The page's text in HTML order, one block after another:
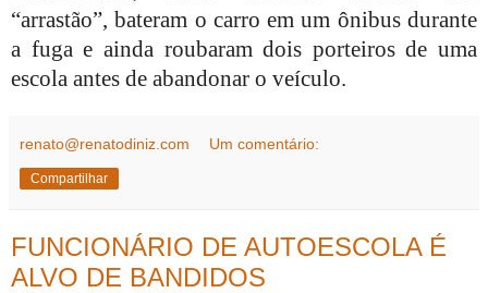
“arrastão”, bateram o carro em um ônibus durante
a fuga e ainda roubaram dois porteiros de uma
escola antes de abandonar o veículo.
renato@renatodiniz.com Um comentário:
Compartilhar
FUNCIONÁRIO DE AUTOESCOLA É
ALVO DE BANDIDOS